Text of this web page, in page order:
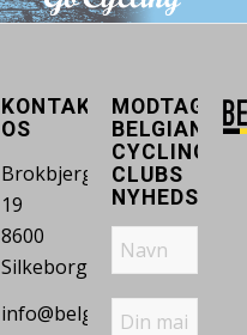
KONTAKT
OS
Brokbjergvej
19
8600
Silkeborg
info@belgiancyclingclub.dk
MODTAG
BELGIAN
CYCLING
CLUBS
NYHEDSBREV